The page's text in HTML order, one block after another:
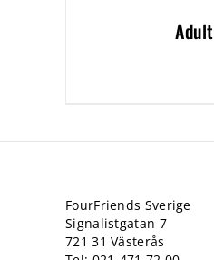
Adult
FourFriends Sverige
Signalistgatan 7
721 31 Västerås